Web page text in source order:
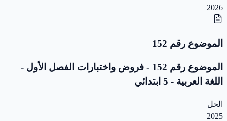
2026
الموضوع رقم 152
الموضوع رقم 152 - فروض واختبارات الفصل الأول -
اللغة العربية - 5 ابتدائي
الحل
2025